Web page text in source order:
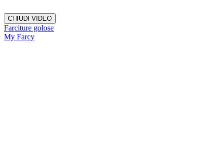
CHIUDI VIDEO
Farciture golose
My Farcy